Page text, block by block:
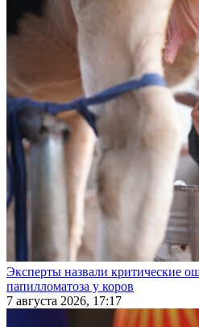
Эксперты назвали критические
папилломатоза у коров
7 августа 2026, 17:17